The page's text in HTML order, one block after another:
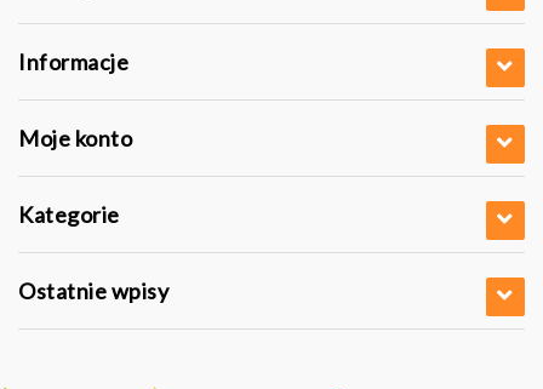
Informacje
Moje konto
Kategorie
Ostatnie wpisy